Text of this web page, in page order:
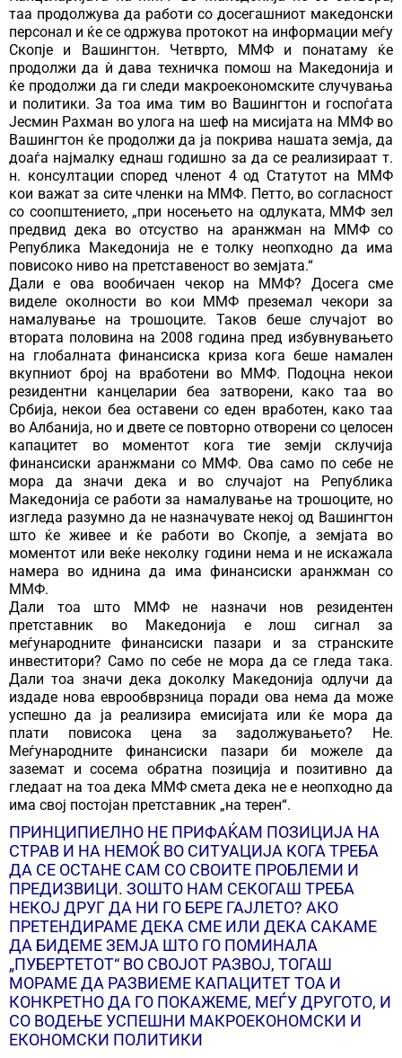
таа продолжува да работи со досегашниот македонски
персонал и ќе се одржува протокот на информации меѓу
Скопје и Вашингтон. Четврто, ММФ и понатаму ќе
продолжи да ѝ дава техничка помош на Македонија и
ќе продолжи да ги следи макроекономските случувања
и политики. За тоа има тим во Вашингтон и госпоѓата
Јесмин Рахман во улога на шеф на мисијата на ММФ во
Вашингтон ќе продолжи да ја покрива нашата земја, да
доаѓа најмалку еднаш годишно за да се реализираат т.
н. консултации според членот 4 од Статутот на ММФ
кои важат за сите членки на ММФ. Петто, во согласност
со соопштението, „при носењето на одлуката, ММФ зел
предвид дека во отсуство на аранжман на ММФ со
Република Македонија не е толку неопходно да има
повисоко ниво на претставеност во земјата.“
Дали е ова вообичаен чекор на ММФ? Досега сме
виделе околности во кои ММФ преземал чекори за
намалување на трошоците. Таков беше случајот во
втората половина на 2008 година пред избувнувањето
на глобалната финансиска криза кога беше намален
вкупниот број на вработени во ММФ. Подоцна некои
резидентни канцеларии беа затворени, како таа во
Србија, некои беа оставени со еден вработен, како таа
во Албанија, но и двете се повторно отворени со целосен
капацитет во моментот кога тие земји склучија
финансиски аранжмани со ММФ. Ова само по себе не
мора да значи дека и во случајот на Република
Македонија се работи за намалување на трошоците, но
изгледа разумно да не назначувате некој од Вашингтон
што ќе живее и ќе работи во Скопје, а земјата во
моментот или веќе неколку години нема и не искажала
намера во иднина да има финансиски аранжман со
ММФ.
Дали тоа што ММФ не назначи нов резидентен
претставник во Македонија е лош сигнал за
меѓународните финансиски пазари и за странските
инвеститори? Само по себе не мора да се гледа така.
Дали тоа значи дека доколку Македонија одлучи да
издаде нова еврообврзница поради ова нема да може
успешно да ја реализира емисијата или ќе мора да
плати повисока цена за задолжувањето? Не.
Меѓународните финансиски пазари би можеле да
заземат и сосема обратна позиција и позитивно да
гледаат на тоа дека ММФ смета дека не е неопходно да
има свој постојан претставник „на терен“.
ПРИНЦИПИЕЛНО НЕ ПРИФАЌАМ ПОЗИЦИЈА НА
СТРАВ И НА НЕМОЌ ВО СИТУАЦИЈА КОГА ТРЕБА
ДА СЕ ОСТАНЕ САМ СО СВОИТЕ ПРОБЛЕМИ И
ПРЕДИЗВИЦИ. ЗОШТО НАМ СЕКОГАШ ТРЕБА
НЕКОЈ ДРУГ ДА НИ ГО БЕРЕ ГАЈЛЕТО? АКО
ПРЕТЕНДИРАМЕ ДЕКА СМЕ ИЛИ ДЕКА САКАМЕ
ДА БИДЕМЕ ЗЕМЈА ШТО ГО ПОМИНАЛА
„ПУБЕРТЕТОТ“ ВО СВОЈОТ РАЗВОЈ, ТОГАШ
МОРАМЕ ДА РАЗВИЕМЕ КАПАЦИТЕТ ТОА И
КОНКРЕТНО ДА ГО ПОКАЖЕМЕ, МЕЃУ ДРУГОТО, И
СО ВОДЕЊЕ УСПЕШНИ МАКРОЕКОНОМСКИ И
ЕКОНОМСКИ ПОЛИТИКИ